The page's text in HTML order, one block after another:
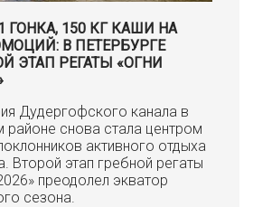
ГОНКА, 150 КГ КАШИ НА
В ПЕТЕРБУРГЕ
ЭТАП РЕГАТЫ «ОГНИ
Дудергофского канала в
районе снова стала центром
активного отдыха
Второй этап гребной регаты
преодолел экватор
сезона.